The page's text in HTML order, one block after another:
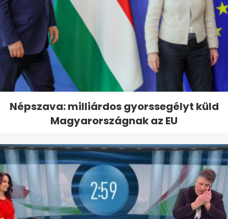
Népszava: milliárdos gyorssegélyt küld
Magyarországnak az EU